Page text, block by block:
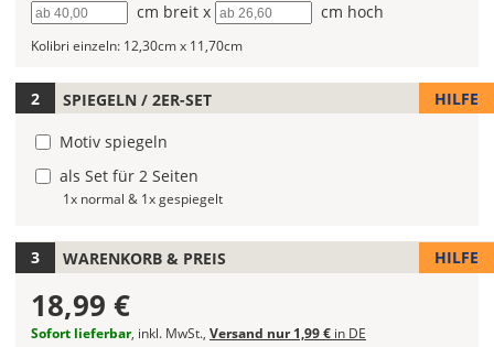
die
Größe
Autoaufklebers
fest.
Die
jeweils
voreingestellte
zeigt
die
Mindestgröße.
Breite cm breit x Höhe cm hoch
Kolibri einzeln: 12,30cm x 11,70cm
SPIEGELN / 2ER-SET HILFE
Motiv spiegeln
als Set für 2 Seiten
1x normal & 1x gespiegelt
WARENKORB & PREIS HILFE
18,99 €
Sofort lieferbar, inkl. MwSt., Versand nur 1,99 € in DE